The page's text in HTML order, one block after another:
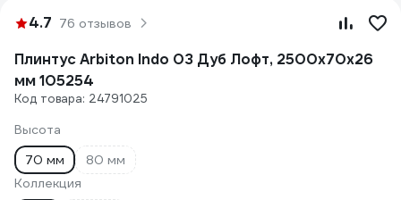
4.7 76 отзывов
Плинтус Arbiton Indo 03 Дуб Лофт, 2500x70x26
мм 105254
Код товара: 24791025
Высота
70 мм
80 мм
Коллекция